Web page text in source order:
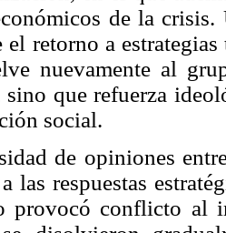
de la crisis.
el retorno a
nuevamente al
sino que refuerza
social.
de opiniones
las respuestas
provocó conflicto al